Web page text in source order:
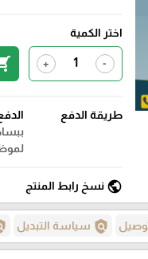
اختر الكمية
-
+
طريقة الدفع
public نسخ رابط المنتج
policy سياسة التبديل